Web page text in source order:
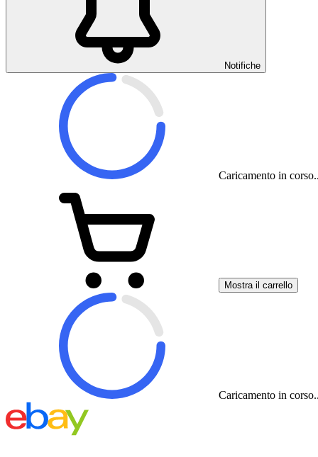
Notifiche
Caricamento in
Mostra il carrello
Caricamento in